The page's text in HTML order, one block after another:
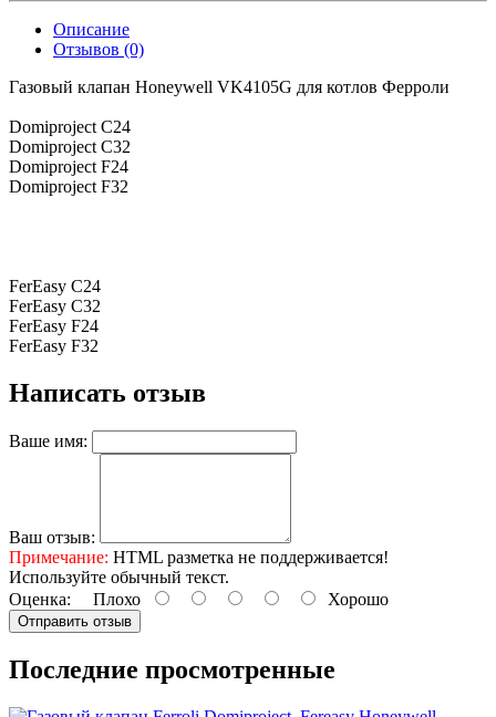
Описание
Отзывов (0)
Газовый клапан Honeywell VK4105G для котлов Ферроли
Domiproject C24
Domiproject C32
Domiproject F24
Domiproject F32
FerEasy C24
FerEasy C32
FerEasy F24
FerEasy F32
Написать отзыв
Ваше имя:
Ваш отзыв:
Примечание: HTML разметка не поддерживается!
Используйте обычный текст.
Оценка: Плохо Хорошо
Отправить отзыв
Последние просмотренные